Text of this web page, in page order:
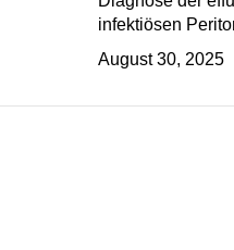
infektiösen
August 30, 2025